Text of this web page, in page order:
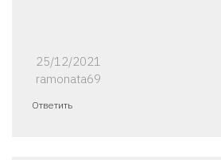
25/12/2021
ramonata69
Ответить